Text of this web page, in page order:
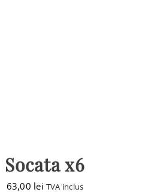
Socata x6
63,00 lei TVA inclus